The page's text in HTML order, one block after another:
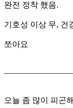
완전 정착 했음.
기호성 이상 무, 건
쪼아요
오늘 좀 많이 피곤